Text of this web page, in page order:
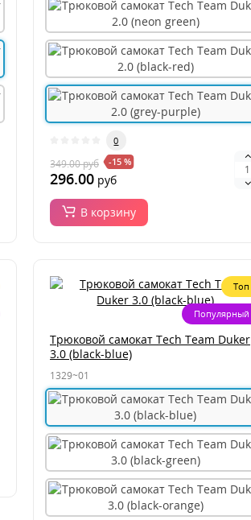
0
349.00руб -15 %
296.00руб
В корзину
Топ
Популярный
Трюковой самокат Tech Team Duker
3.0 (black-blue)
1329~01